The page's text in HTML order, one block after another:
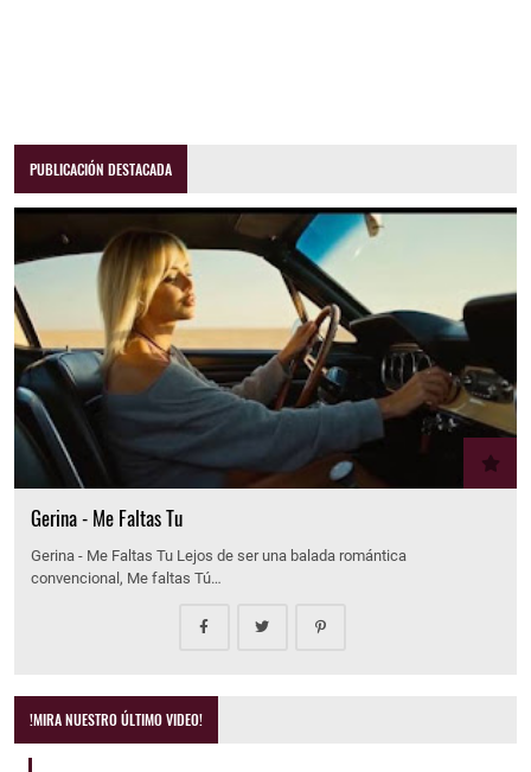
PUBLICACIÓN DESTACADA
Gerina - Me Faltas Tu
Gerina - Me Faltas Tu Lejos de ser una balada romántica
convencional, Me faltas Tú…
!MIRA NUESTRO ÚLTIMO VIDEO!